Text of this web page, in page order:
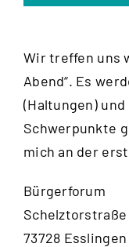
Wir treffen uns
Abend“. Es
(Haltungen)
Schwerpunkte
mich an der
Bürgerforum
Schelztorstraße
73728 Esslingen